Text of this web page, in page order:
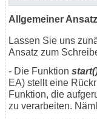
Allgemeiner Ansatz
Lassen Sie uns
Ansatz zum
- Die Funktion
EA) stellt eine
Funktion, die
zu verarbeiten.